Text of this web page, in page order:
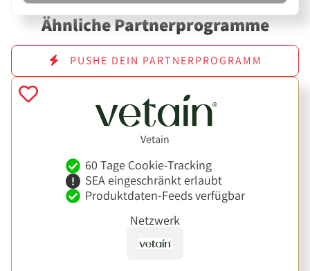
Ähnliche Partnerprogramme
PUSHE DEIN PARTNERPROGRAMM
Vetain
60 Tage Cookie-Tracking
SEA eingeschränkt erlaubt
Produktdaten-Feeds verfügbar
Netzwerk